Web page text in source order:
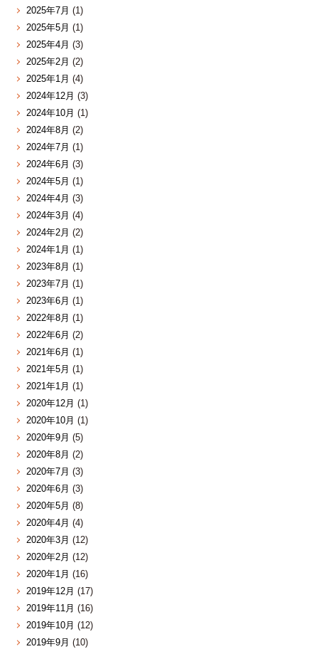
2025年7月 (1)
2025年5月 (1)
2025年4月 (3)
2025年2月 (2)
2025年1月 (4)
2024年12月 (3)
2024年10月 (1)
2024年8月 (2)
2024年7月 (1)
2024年6月 (3)
2024年5月 (1)
2024年4月 (3)
2024年3月 (4)
2024年2月 (2)
2024年1月 (1)
2023年8月 (1)
2023年7月 (1)
2023年6月 (1)
2022年8月 (1)
2022年6月 (2)
2021年6月 (1)
2021年5月 (1)
2021年1月 (1)
2020年12月 (1)
2020年10月 (1)
2020年9月 (5)
2020年8月 (2)
2020年7月 (3)
2020年6月 (3)
2020年5月 (8)
2020年4月 (4)
2020年3月 (12)
2020年2月 (12)
2020年1月 (16)
2019年12月 (17)
2019年11月 (16)
2019年10月 (12)
2019年9月 (10)